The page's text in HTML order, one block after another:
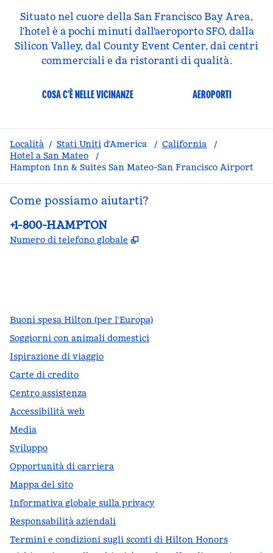
Situato nel cuore della San Francisco Bay Area,
l'hotel è a pochi minuti dall'aeroporto SFO, dalla
Silicon Valley, dal County Event Center, dai centri
commerciali e da ristoranti di qualità.
COSA C’È NELLE VICINANZE AEROPORTI
Località / Stati Uniti d'America / California
/
Hotel a San Mateo
/
Hampton Inn & Suites San Mateo-San Francisco Airport
Come possiamo aiutarti?
Telefono:
+1-800-HAMPTON
Numero di telefono globale ,
Buoni spesa Hilton (per l’Europa)
Soggiorni con animali domestici
Ispirazione di viaggio
Carte di credito
Centro assistenza
Accessibilità web
Media
Sviluppo
Opportunità di carriera
Mappa del sito
Informativa globale sulla privacy
Responsabilità aziendali
Termini e condizioni sugli sconti di Hilton Honors